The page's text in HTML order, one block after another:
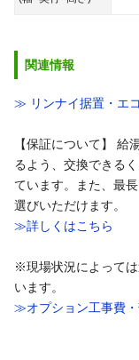
関連情報
≫ リンナイ据置・エ
【保証について】 給
るよう、交換できる
ています。また、最
選びいただけます。
≫詳しくはこちら
※現場状況によって
います。
≫オプション工事費